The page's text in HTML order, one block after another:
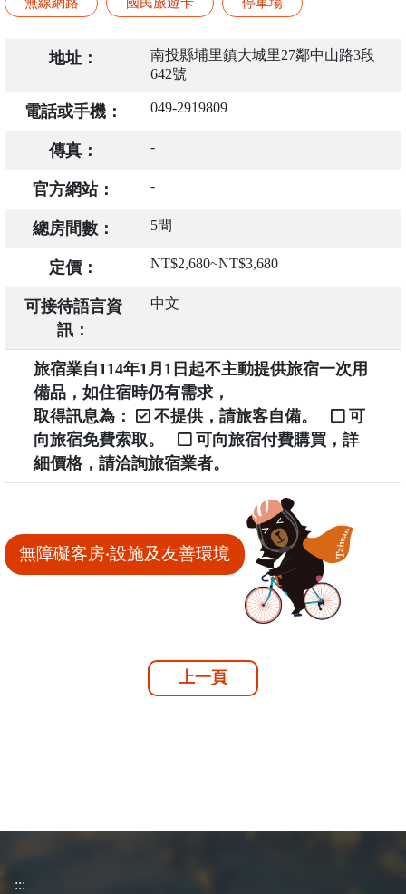
地址：
南投縣埔里鎮大城里27鄰中山路3段
642號
電話或手機： 049-2919809
傳真： -
官方網站： -
總房間數： 5間
定價： NT$2,680~NT$3,680
可接待語言資
訊：
中文
旅宿業自114年1月1日起不主動提供旅宿一次用
備品，如住宿時仍有需求，
取得訊息為：
不提供，請旅客自備。
可
向旅宿免費索取。
可向旅宿付費購買，詳
細價格，請洽詢旅宿業者。
無障礙客房‧設施及友善環境
上一頁
:::